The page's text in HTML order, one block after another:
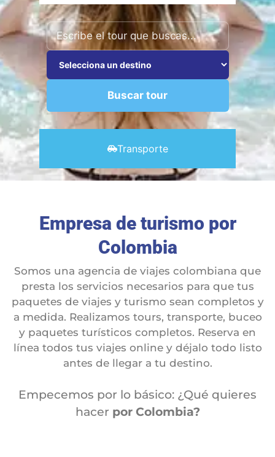
Transporte
Buscar tour
Empresa de turismo por
Colombia
Somos una agencia de viajes colombiana que
presta los servicios necesarios para que tus
paquetes de viajes y turismo sean completos y
a medida. Realizamos tours, transporte, buceo
y paquetes turísticos completos. Reserva en
línea todos tus viajes online y déjalo todo listo
antes de llegar a tu destino.
Empecemos por lo básico: ¿Qué quieres
hacer por Colombia?